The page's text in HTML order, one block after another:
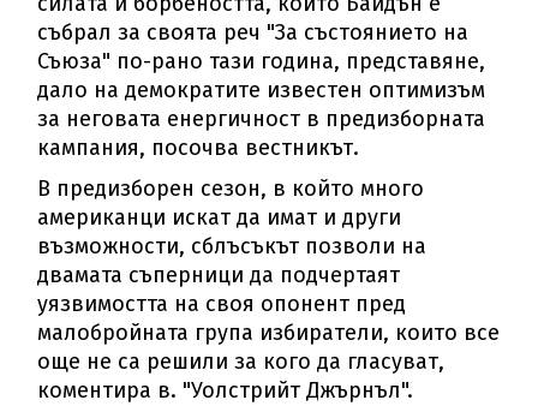
събрал за своята реч "За състоянието на
Съюза" по-рано тази година, представяне,
дало на демократите известен оптимизъм
за неговата енергичност в предизборната
кампания, посочва вестникът.
В предизборен сезон, в който много
американци искат да имат и други
възможности, сблъсъкът позволи на
двамата съперници да подчертаят
уязвимостта на своя опонент пред
малобройната група избиратели, които все
още не са решили за кого да гласуват,
коментира в. "Уолстрийт Джърнъл".